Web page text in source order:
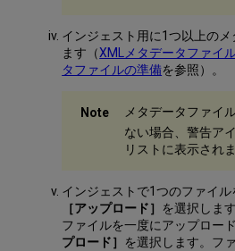
インジェスト用に1つ以上の
ます（XMLメタデータファイ
タファイルの準備を参照）。
メタデータファイ
ない場合、警告ア
リストに表示されま
インジェストで1つのファイル
［アップロード］
を選択しま
ファイルを一度にアップロー
プロード］
を選択します。フ